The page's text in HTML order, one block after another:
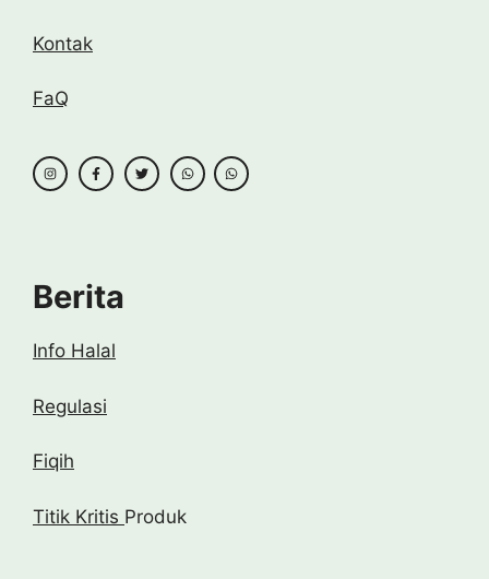
Kontak
FaQ
Berita
Info Halal
Regulasi
Fiqih
Titik Kritis Produk